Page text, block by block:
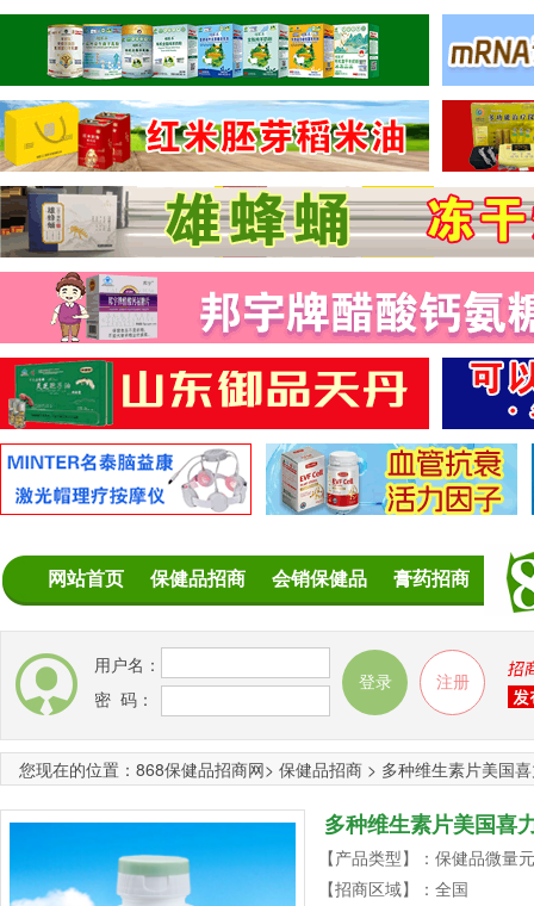
网站首页 保健品招商 会销保健品 膏药招商
用户名：
密 码：
您现在的位置： 868保健品招商网> 保健品招商 > 多种维生素片美国
多种维生素片美国喜
【产品类型】：保健品微量
【招商区域】：全国